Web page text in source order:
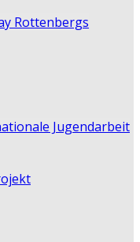
Rottenbergs
Jugendarbeit